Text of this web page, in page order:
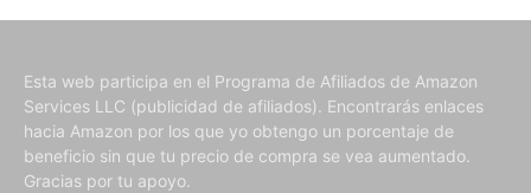
Esta web participa en el Programa de Afiliados de Amazon
Services LLC (publicidad de afiliados). Encontrarás enlaces
hacia Amazon por los que yo obtengo un porcentaje de
beneficio sin que tu precio de compra se vea aumentado.
Gracias por tu apoyo.